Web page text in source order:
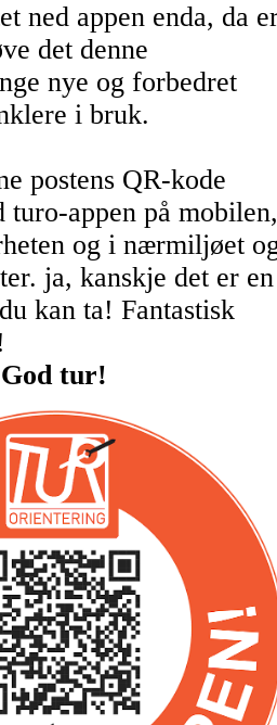
ned appen enda, da
det denne
nye og forbedret
i bruk.
postens QR-kode
turo-appen på mobilen,
og i nærmiljøet
ja, kanskje det er en
kan ta! Fantastisk
God tur!